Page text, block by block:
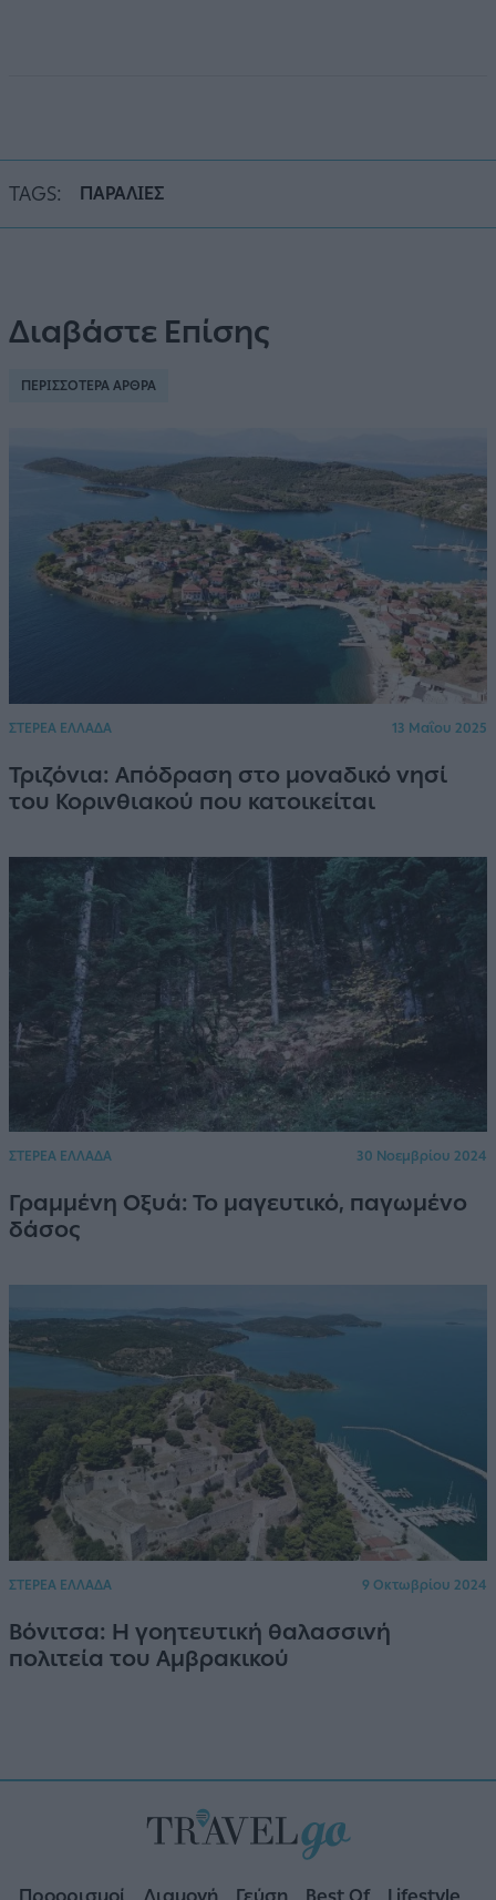
TAGS: ΠΑΡΑΛΙΕΣ
Διαβάστε Επίσης
ΠΕΡΙΣΣΟΤΕΡΑ ΑΡΘΡΑ
ΣΤΕΡΕΑ ΕΛΛΑΔΑ 13 Μαΐου 2025
Τριζόνια: Απόδραση στο μοναδικό νησί
του Κορινθιακού που κατοικείται
ΣΤΕΡΕΑ ΕΛΛΑΔΑ 30 Νοεμβρίου 2024
Γραμμένη Οξυά: Το μαγευτικό, παγωμένο
δάσος
ΣΤΕΡΕΑ ΕΛΛΑΔΑ 9 Οκτωβρίου 2024
Βόνιτσα: Η γοητευτική θαλασσινή
πολιτεία του Αμβρακικού